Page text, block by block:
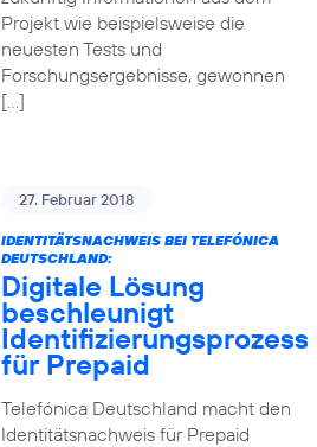
Projekt wie beispielsweise die
neuesten Tests und
Forschungsergebnisse, gewonnen
[…]
27. Februar 2018
IDENTITÄTSNACHWEIS BEI TELEFÓNICA
DEUTSCHLAND:
Digitale Lösung
beschleunigt
Identifizierungsprozess
für Prepaid
Telefónica Deutschland macht den
Identitätsnachweis für Prepaid